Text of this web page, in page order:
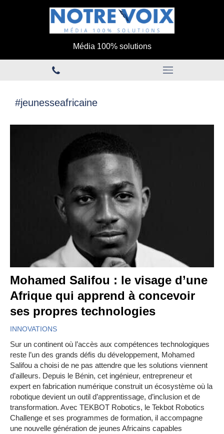
Média 100% solutions
#jeunesseafricaine
Mohamed Salifou : le visage d’une
Afrique qui apprend à concevoir
ses propres technologies
INNOVATIONS
Sur un continent où l’accès aux compétences technologiques
reste l’un des grands défis du développement, Mohamed
Salifou a choisi de ne pas attendre que les solutions viennent
d’ailleurs. Depuis le Bénin, cet ingénieur, entrepreneur et
expert en fabrication numérique construit un écosystème où la
robotique devient un outil d’apprentissage, d’inclusion et de
transformation. Avec TEKBOT Robotics, le Tekbot Robotics
Challenge et ses programmes de formation, il accompagne
une nouvelle génération de jeunes Africains capables